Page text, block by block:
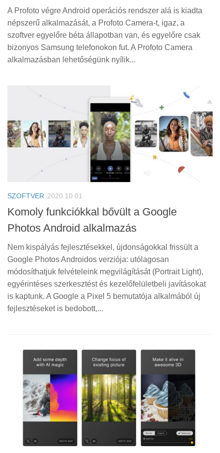
A Profoto végre Android operációs rendszer alá is kiadta
népszerű alkalmazását, a Profoto Camera-t, igaz, a
szoftver egyelőre béta állapotban van, és egyelőre csak
bizonyos Samsung telefonokon fut. A Profoto Camera
alkalmazásban lehetőségünk nyílik...
SZOFTVER 2020.10.01
Komoly funkciókkal bővült a Google
Photos Android alkalmazás
Nem kispályás fejlesztésekkel, újdonságokkal frissült a
Google Photos Androidos verziója: utólagosan
módosíthatjuk felvételeink megvilágítását (Portrait Light),
egyérintéses szerkesztést és kezelőfelületbeli javításokat
is kaptunk. A Google a Pixel 5 bemutatója alkalmából új
fejlesztéseket is bedobott,...